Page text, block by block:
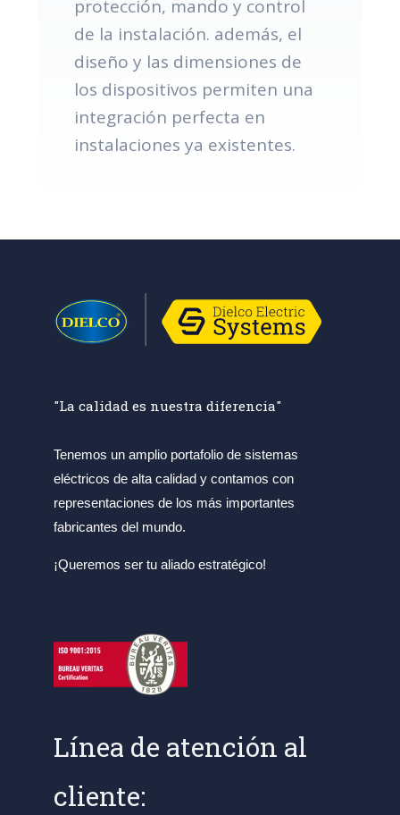
protección, mando y control
de la instalación. además, el
diseño y las dimensiones de
los dispositivos permiten una
integración perfecta en
instalaciones ya existentes.
"La calidad es nuestra diferencia"
Tenemos un amplio portafolio de sistemas
eléctricos de alta calidad y contamos con
representaciones de los más importantes
fabricantes del mundo.
¡Queremos ser tu aliado estratégico!
Línea de atención al
cliente: